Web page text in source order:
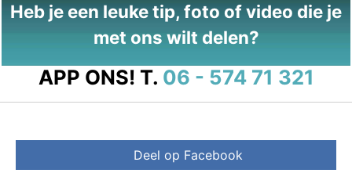
Heb je een leuke tip, foto of video die je
met ons wilt delen?
APP ONS! T. 06 - 574 71 321
Deel op Facebook